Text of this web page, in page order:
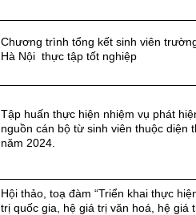
Chương trình tổng kết sinh viên
Hà Nội thực tập tốt nghiệp
Tập huấn thực hiện nhiệm vụ phát
nguồn cán bộ từ sinh viên thuộc diện
năm 2024.
Hội thảo, toạ đàm “Triển khai thực
trị quốc gia, hệ giá trị văn hoá, hệ giá